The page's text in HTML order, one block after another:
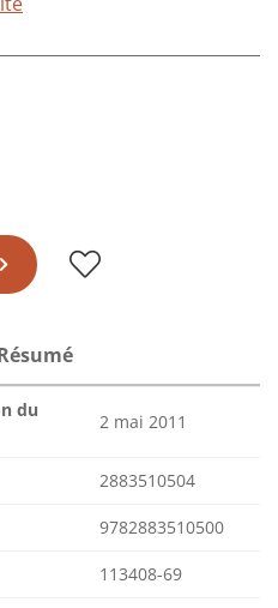
du
2 mai 2011
2883510504
9782883510500
113408-69